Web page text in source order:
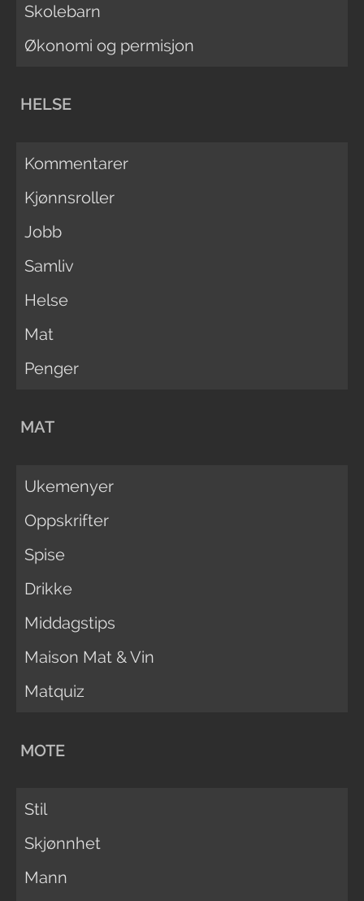
Skolebarn
Økonomi og permisjon
HELSE
Kommentarer
Kjønnsroller
Jobb
Samliv
Helse
Mat
Penger
MAT
Ukemenyer
Oppskrifter
Spise
Drikke
Middagstips
Maison Mat & Vin
Matquiz
MOTE
Stil
Skjønnhet
Mann